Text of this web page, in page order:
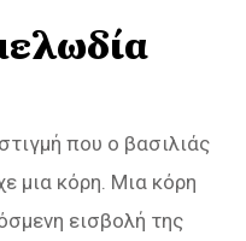
που ο βασιλιάς
μια κόρη. Μια κόρη
εισβολή της